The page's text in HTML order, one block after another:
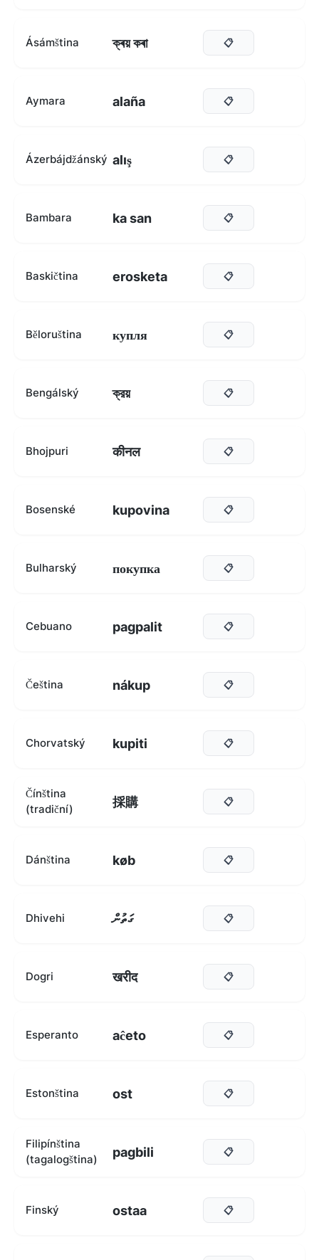
Ásámština ক্ৰয় কৰা 📋
Aymara alaña 📋
Ázerbájdžánský alış 📋
Bambara ka san 📋
Baskičtina erosketa 📋
Běloruština купля 📋
Bengálský ক্রয় 📋
Bhojpuri कीनल 📋
Bosenské kupovina 📋
Bulharský покупка 📋
Cebuano pagpalit 📋
Čeština nákup 📋
Chorvatský kupiti 📋
Čínština
(tradiční)
採購 📋
Dánština køb 📋
Dhivehi ގަތުން 📋
Dogri खरीद 📋
Esperanto aĉeto 📋
Estonština ost 📋
Filipínština
(tagalogština)
pagbili 📋
Finský ostaa 📋